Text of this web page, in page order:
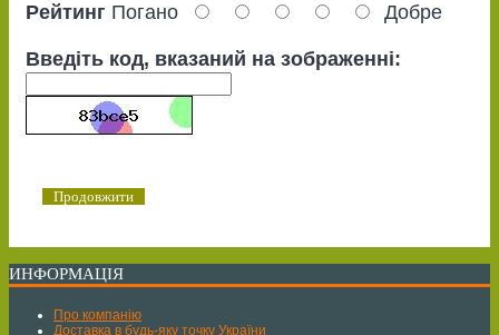
Рейтинг Погано Добре
Введіть код, вказаний на зображенні:
Продовжити
ИНФОРМАЦІЯ
Про компанію
Доставка в будь-яку точку України